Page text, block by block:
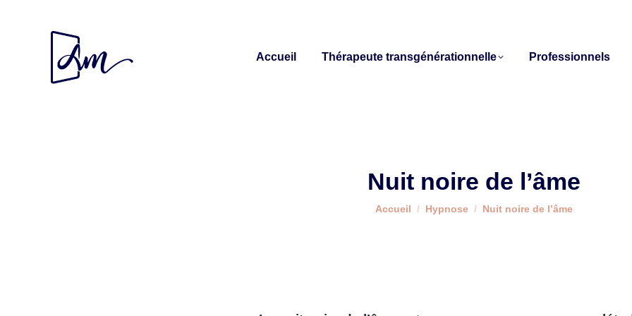
Accueil Thérapeute transgénérationnelle Professionnels
Nuit noire de l’âme
Vous êtes ici :
Accueil Hypnose Nuit noire de l’âme